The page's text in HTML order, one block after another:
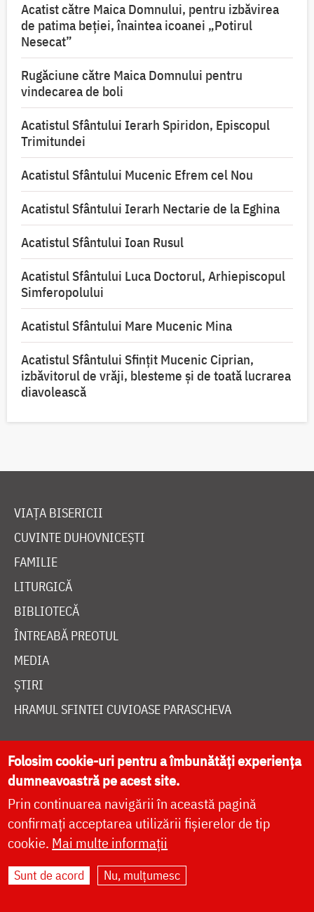
Acatist către Maica Domnului, pentru izbăvirea
de patima beției, înaintea icoanei „Potirul
Nesecat”
Rugăciune către Maica Domnului pentru
vindecarea de boli
Acatistul Sfântului Ierarh Spiridon, Episcopul
Trimitundei
Acatistul Sfântului Mucenic Efrem cel Nou
Acatistul Sfântului Ierarh Nectarie de la Eghina
Acatistul Sfântului Ioan Rusul
Acatistul Sfântului Luca Doctorul, Arhiepiscopul
Simferopolului
Acatistul Sfântului Mare Mucenic Mina
Acatistul Sfântului Sfințit Mucenic Ciprian,
izbăvitorul de vrăji, blesteme și de toată lucrarea
diavolească
VIAȚA BISERICII
CUVINTE DUHOVNICEȘTI
FAMILIE
LITURGICĂ
BIBLIOTECĂ
ÎNTREABĂ PREOTUL
MEDIA
ȘTIRI
HRAMUL SFINTEI CUVIOASE PARASCHEVA
AUTORI
PĂRINȚI DUHOVNICEȘTI
MAICI CU VIAȚĂ DUHOVNICEASCĂ
TEMATICĂ
MĂNĂSTIRI ȘI BISERICI
Folosim cookie-uri pentru a îmbunătăți experiența
dumneavoastră pe acest site.
Prin continuarea navigării în această pagină
confirmați acceptarea utilizării fișierelor de tip
cookie. Mai multe informații
Sunt de acord Nu, mulțumesc